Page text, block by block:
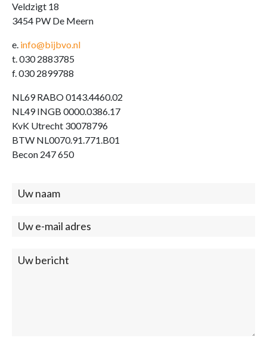
Veldzigt 18
3454 PW De Meern
e. info@bijbvo.nl
t. 030 2883785
f. 030 2899788
NL69 RABO 0143.4460.02
NL49 INGB 0000.0386.17
KvK Utrecht 30078796
BTW NL0070.91.771.B01
Becon 247 650
Contact